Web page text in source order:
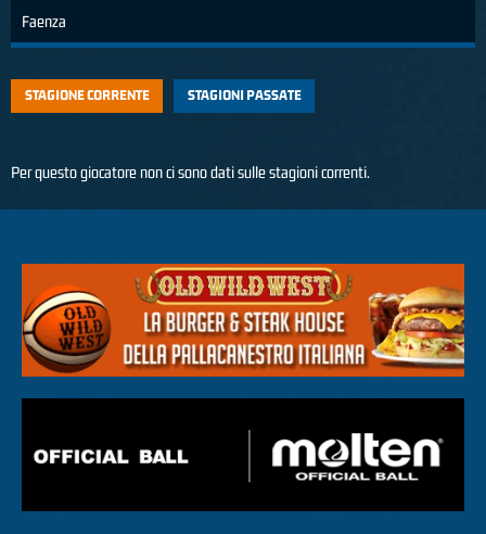
Faenza
STAGIONE CORRENTE STAGIONI PASSATE
Per questo giocatore non ci sono dati sulle stagioni correnti.